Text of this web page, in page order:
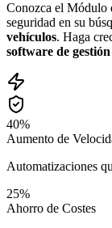
Conozca el Módulo
seguridad en su
vehículos. Haga
software de
40%
Aumento de
Automatizaciones
25%
Ahorro de Costes